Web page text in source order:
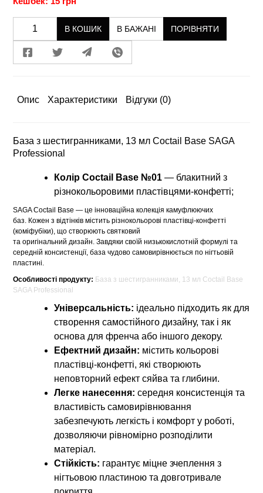
В КОШИК В БАЖАНІ ПОРІВНЯТИ
Опис Характеристики Відгуки (0)
База з шестигранниками, 13 мл Coctail Base SAGA
Professional
Колір Coctail Base №01 — блакитний з
різнокольоровими пластівцями-конфетті;
SAGA Coctail Base — це інноваційна колекція камуфлюючих
баз. Кожен з відтінків містить різнокольорові пластівці-конфетті
(коміфубіки), що створюють святковий
та оригінальний дизайн. Завдяки своїй низькокислотній формулі та
середній консистенції, база чудово самовирівнюється по нігтьовій
пластині.
Особливості продукту: База з шестигранниками, 13 мл Coctail Base
SAGA Professional
Універсальність: ідеально підходить як для
створення самостійного дизайну, так і як
основа для френча або іншого декору.
Ефектний дизайн: містить кольорові
пластівці-конфетті, які створюють
неповторний ефект сяйва та глибини.
Легке нанесення: середня консистенція та
властивість самовирівнювання
забезпечують легкість і комфорт у роботі,
дозволяючи рівномірно розподілити
матеріал.
Стійкість: гарантує міцне зчеплення з
нігтьовою пластиною та довготривале